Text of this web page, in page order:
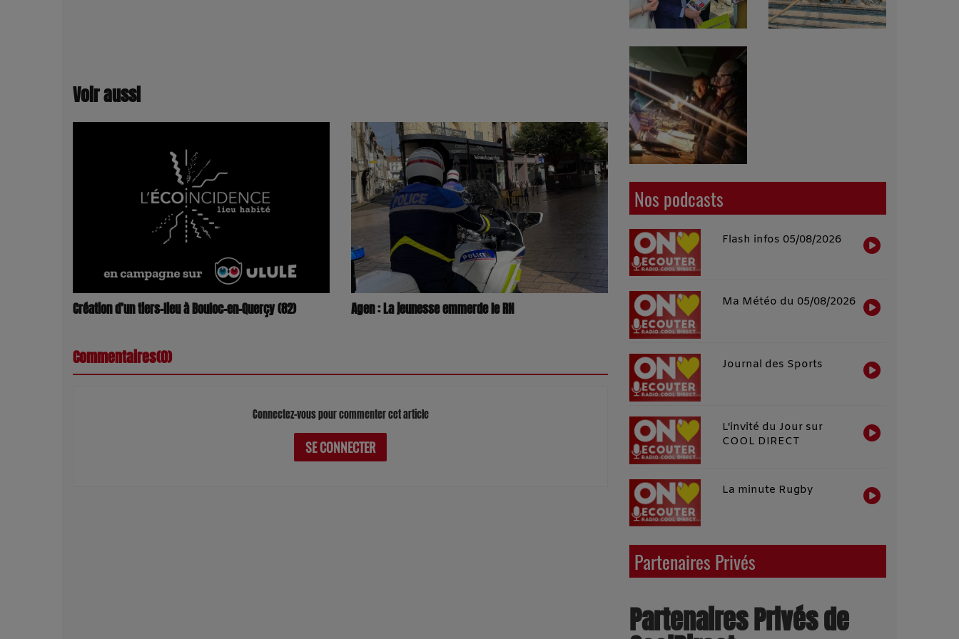
Voir aussi
Création d’un tiers-lieu à Bouloc-en-Querçy (82) Agen : La jeunesse emmerde le RN
Commentaires(0)
Connectez-vous pour commenter cet article
SE CONNECTER
Nos podcasts
Flash infos 05/08/2026
Ma Météo du 05/08/2026
Journal des Sports
L'invité du Jour sur
COOL DIRECT
La minute Rugby
Partenaires Privés
Partenaires Privés de